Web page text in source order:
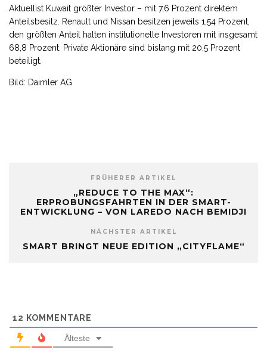
Aktuellist Kuwait größter Investor – mit 7,6 Prozent direktem
Anteilsbesitz. Renault und Nissan besitzen jeweils 1,54 Prozent,
den größten Anteil halten institutionelle Investoren mit insgesamt
68,8 Prozent. Private Aktionäre sind bislang mit 20,5 Prozent
beteiligt.
Bild: Daimler AG
FRÜHERER ARTIKEL
„REDUCE TO THE MAX“:
ERPROBUNGSFAHRTEN IN DER SMART-
ENTWICKLUNG – VON LAREDO NACH BEMIDJI
NÄCHSTER ARTIKEL
SMART BRINGT NEUE EDITION „CITYFLAME“
12 KOMMENTARE
Älteste